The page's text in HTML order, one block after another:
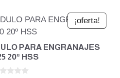
¡oferta!
PARA ENGRANAJES
20º HSS